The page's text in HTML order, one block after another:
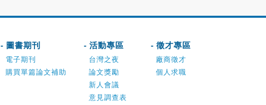
- 圖書期刊
電子期刊
購買單篇論文補助
- 活動專區
台灣之夜
論文獎勵
新人會議
意見調查表
- 徵才專區
廠商徵才
個人求職